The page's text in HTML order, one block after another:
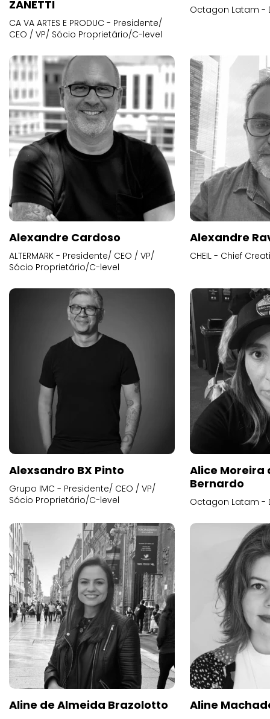
ZANETTI
CA VA ARTES E PRODUC - Presidente/
CEO / VP/ Sócio Proprietário/C-level
Octagon Latam -
Alexandre Cardoso
ALTERMARK - Presidente/ CEO / VP/
Sócio Proprietário/C-level
Alexandre
CHEIL - Chief
Alexsandro BX Pinto
Grupo IMC - Presidente/ CEO / VP/
Sócio Proprietário/C-level
Alice
Bernardo
Octagon Latam -
Aline de Almeida Brazolotto Aline